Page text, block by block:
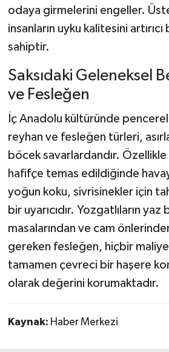
odaya girmelerini engeller.
insanların uyku kalitesini
sahiptir.
Saksıdaki Geleneksel
ve Fesleğen
İç Anadolu kültüründe
reyhan ve fesleğen türleri,
böcek savarlardandır. Özellikle
hafifçe temas edildiğinde
yoğun koku, sivrisinekler için
bir uyarıcıdır. Yozgatlıların yaz
masalarından ve cam
gereken fesleğen, hiçbir
tamamen çevreci bir haşere
olarak değerini korumaktadır.
Kaynak: Haber Merkezi